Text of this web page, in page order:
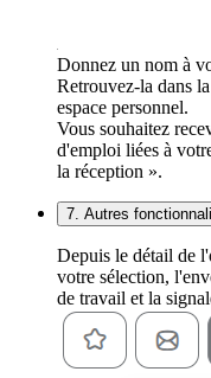
Donnez un nom à
Retrouvez-la dans
espace personnel.
Vous souhaitez
d'emploi liées à
la réception ».
7. Autres
Depuis le détail de
votre sélection,
de travail et la